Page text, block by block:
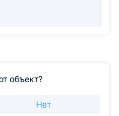
отдельные
и расширением
Надеемся увидеть
объект?
Нет